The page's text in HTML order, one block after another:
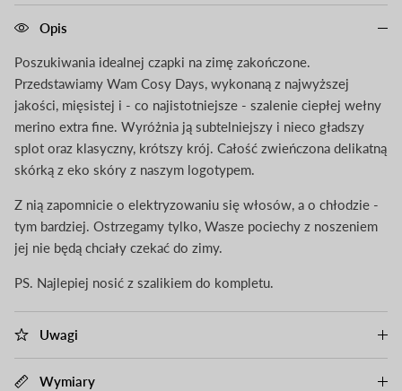
Opis
Poszukiwania idealnej czapki na zimę zakończone.
Przedstawiamy Wam Cosy Days, wykonaną z najwyższej
jakości, mięsistej i - co najistotniejsze - szalenie ciepłej wełny
merino extra fine. Wyróżnia ją subtelniejszy i nieco gładszy
splot oraz klasyczny, krótszy krój. Całość zwieńczona delikatną
skórką z eko skóry z naszym logotypem.
Z nią zapomnicie o elektryzowaniu się włosów, a o chłodzie -
tym bardziej. Ostrzegamy tylko, Wasze pociechy z noszeniem
jej nie będą chciały czekać do zimy.
PS. Najlepiej nosić z szalikiem do kompletu.
Uwagi
Wymiary